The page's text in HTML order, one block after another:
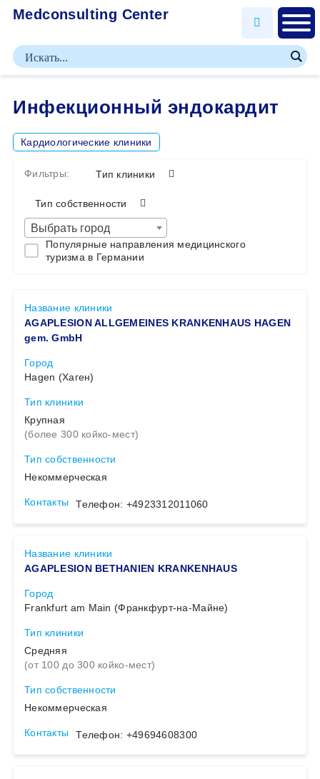
Medconsulting Center
Инфекционный эндокардит
Кардиологические клиники
Фильтры: Тип клиники
Тип собственности
Выбрать город
Популярные направления медицинского
туризма в Германии
Название клиники
AGAPLESION ALLGEMEINES KRANKENHAUS HAGEN
gem. GmbH
Город
Hagen (Хаген)
Тип клиники
Крупная
(более 300 койко-мест)
Тип собственности
Некоммерческая
Контакты Телефон: +4923312011060
Название клиники
AGAPLESION BETHANIEN KRANKENHAUS
Город
Frankfurt am Main (Франкфурт-на-Майне)
Тип клиники
Средняя
(от 100 до 300 койко-мест)
Тип собственности
Некоммерческая
Контакты Телефон: +49694608300